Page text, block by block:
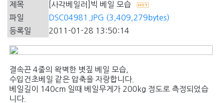
제목
[사각베일러]빅 베일 모습
파일
DSC04981.JPG (3,409,279bytes)
등록일
2011-01-28 13:50:14
결속끈 4줄의 왁벽한 볏짚 베일 모습,
수입건초베일 같은 압축을 자랑합니다.
베일길이 140cm 일때 베일무게가 200kg 정도로 측정되었습
니다.